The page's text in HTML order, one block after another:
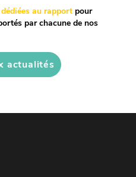
au rapport pour
par chacune de nos
actualités